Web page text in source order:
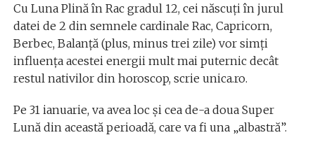
Cu Luna Plină în Rac gradul 12, cei născuți în jurul
datei de 2 din semnele cardinale Rac, Capricorn,
Berbec, Balanță (plus, minus trei zile) vor simți
influența acestei energii mult mai puternic decât
restul nativilor din horoscop, scrie unica.ro.
Pe 31 ianuarie, va avea loc şi cea de-a doua Super
Lună din această perioadă, care va fi una „albastră”.